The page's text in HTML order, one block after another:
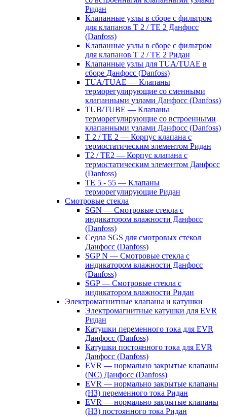
Ридан
Клапанные узлы в сборе с фильтром
для клапанов T 2 / TE 2 Данфосс
(Danfoss)
Клапанные узлы в сборе с фильтром
для клапанов T 2 / TE 2 Ридан
Клапанные узлы для TUA/TUAE в
сборе Данфосс (Danfoss)
TUA/TUAE — Клапаны
терморегулирующие со сменными
клапанными узлами Данфосс (Danfoss)
TUB/TUBE — Клапаны
терморегулирующие со встроенными
клапанными узлами Данфосс (Danfoss)
T 2 / TE 2 — Корпус клапана с
термостатическим элементом Ридан
T2 / TE2 — Корпус клапана с
термостатическим элементом Данфосс
(Danfoss)
TE 5 - 55 — Клапаны
терморегулирующие Ридан
Смотровые стекла
SGN — Смотровые стекла с
индикатором влажности Данфосс
(Danfoss)
Седла SGS для смотровых стекол
Данфосс (Danfoss)
SGP N — Смотровые стекла с
индикатором влажности Данфосс
(Danfoss)
SGP — Смотровые стекла с
индикатором влажности Ридан
Электромагнитные клапаны и катушки
Электромагнитные катушки для EVR
Ридан
Катушки переменного тока для EVR
Данфосс (Danfoss)
Катушки постоянного тока для EVR
Данфосс (Danfoss)
EVR — нормально закрытые клапаны
(NC) Данфосс (Danfoss)
EVR — нормально закрытые клапаны
(НЗ) переменного тока Ридан
EVR — нормально закрытые клапаны
(НЗ) постоянного тока Ридан